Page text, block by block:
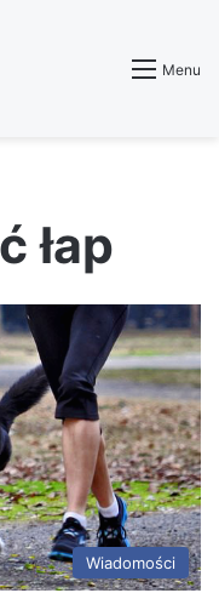
Menu
łap
Wiadomości